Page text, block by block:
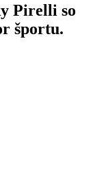
Pirelli so
športu.